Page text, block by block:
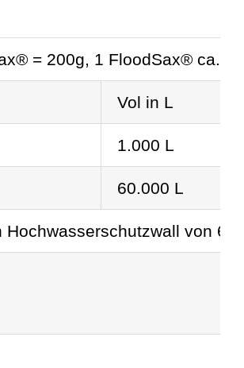
= 200g, 1 FloodSax® ca.
Vol in L
1.000 L
60.000 L
Hochwasserschutzwall von